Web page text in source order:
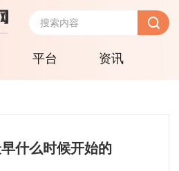
平台 资讯
什么时候开始的